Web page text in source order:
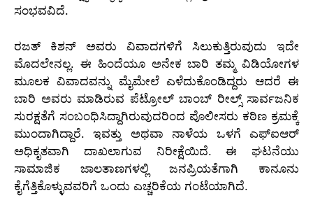
ಸಂಭವವಿದೆ.
ರಜತ್ ಕಿಶನ್ ಅವರು ವಿವಾದಗಳಿಗೆ ಸಿಲುಕುತ್ತಿರುವುದು ಇದೇ
ಮೊದಲೇನಲ್ಲ. ಈ ಹಿಂದೆಯೂ ಅನೇಕ ಬಾರಿ ತಮ್ಮ ವಿಡಿಯೋಗಳ
ಮೂಲಕ ವಿವಾದವನ್ನು ಮೈಮೇಲೆ ಎಳೆದುಕೊಂಡಿದ್ದರು ಆದರೆ ಈ
ಬಾರಿ ಅವರು ಮಾಡಿರುವ ಪೆಟ್ರೋಲ್ ಬಾಂಬ್ ರೀಲ್ಸ್ ಸಾರ್ವಜನಿಕ
ಸುರಕ್ಷತೆಗೆ ಸಂಬಂಧಿಸಿದ್ದಾಗಿರುವುದರಿಂದ ಪೊಲೀಸರು ಕಠಿಣ ಕ್ರಮಕ್ಕೆ
ಮುಂದಾಗಿದ್ದಾರೆ. ಇವತ್ತು ಅಥವಾ ನಾಳೆಯ ಒಳಗೆ ಎಫ್‌ಐಆರ್
ಅಧಿಕೃತವಾಗಿ ದಾಖಲಾಗುವ ನಿರೀಕ್ಷೆಯಿದೆ. ಈ ಘಟನೆಯು
ಸಾಮಾಜಿಕ ಜಾಲತಾಣಗಳಲ್ಲಿ ಜನಪ್ರಿಯತೆಗಾಗಿ ಕಾನೂನು
ಕೈಗೆತ್ತಿಕೊಳ್ಳುವವರಿಗೆ ಒಂದು ಎಚ್ಚರಿಕೆಯ ಗಂಟೆಯಾಗಿದೆ.